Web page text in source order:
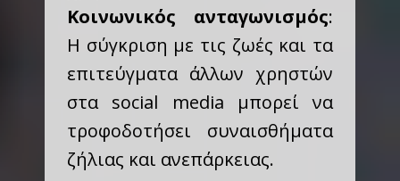
Κοινωνικός ανταγωνισμός:
Η σύγκριση με τις ζωές και τα
επιτεύγματα άλλων χρηστών
στα social media μπορεί να
τροφοδοτήσει συναισθήματα
ζήλιας και ανεπάρκειας.